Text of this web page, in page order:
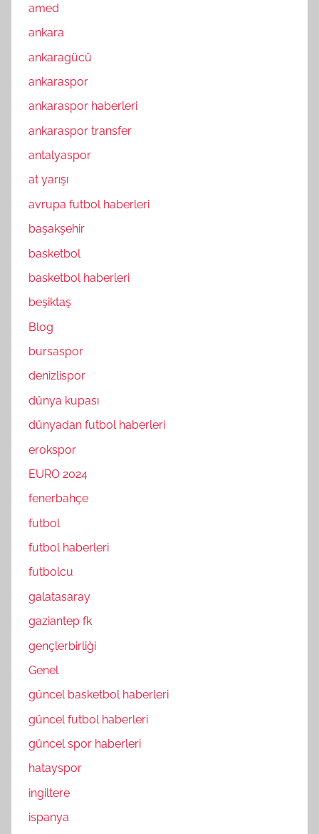
amed
ankara
ankaragücü
ankaraspor
ankaraspor haberleri
ankaraspor transfer
antalyaspor
at yarışı
avrupa futbol haberleri
başakşehir
basketbol
basketbol haberleri
beşiktaş
Blog
bursaspor
denizlispor
dünya kupası
dünyadan futbol haberleri
erokspor
EURO 2024
fenerbahçe
futbol
futbol haberleri
futbolcu
galatasaray
gaziantep fk
gençlerbirliği
Genel
güncel basketbol haberleri
güncel futbol haberleri
güncel spor haberleri
hatayspor
ingiltere
ispanya